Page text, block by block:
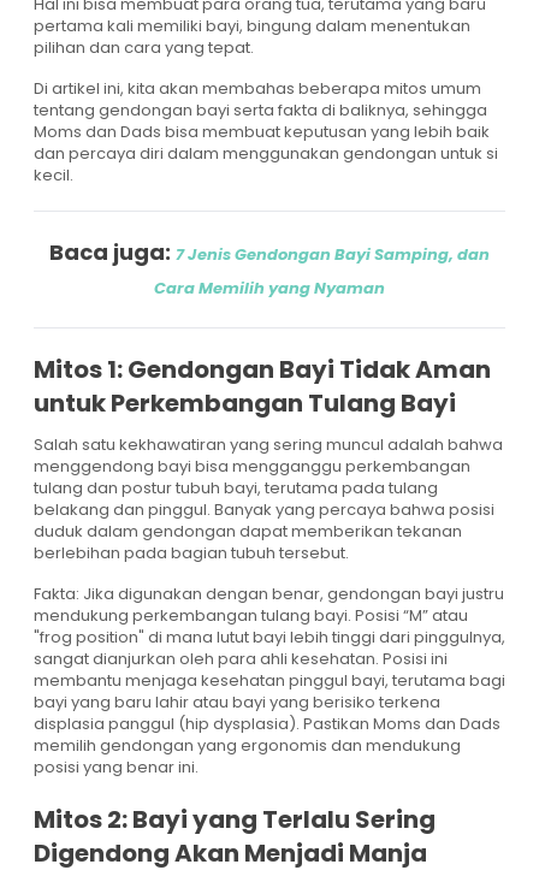
Hal ini bisa membuat para orang tua, terutama yang baru
pertama kali memiliki bayi, bingung dalam menentukan
pilihan dan cara yang tepat.
Di artikel ini, kita akan membahas beberapa mitos umum
tentang gendongan bayi serta fakta di baliknya, sehingga
Moms dan Dads bisa membuat keputusan yang lebih baik
dan percaya diri dalam menggunakan gendongan untuk si
kecil.
Baca juga: 7 Jenis Gendongan Bayi Samping, dan
Cara Memilih yang Nyaman
Mitos 1: Gendongan Bayi Tidak Aman
untuk Perkembangan Tulang Bayi
Salah satu kekhawatiran yang sering muncul adalah bahwa
menggendong bayi bisa mengganggu perkembangan
tulang dan postur tubuh bayi, terutama pada tulang
belakang dan pinggul. Banyak yang percaya bahwa posisi
duduk dalam gendongan dapat memberikan tekanan
berlebihan pada bagian tubuh tersebut.
Fakta: Jika digunakan dengan benar, gendongan bayi justru
mendukung perkembangan tulang bayi. Posisi “M” atau
"frog position" di mana lutut bayi lebih tinggi dari pinggulnya,
sangat dianjurkan oleh para ahli kesehatan. Posisi ini
membantu menjaga kesehatan pinggul bayi, terutama bagi
bayi yang baru lahir atau bayi yang berisiko terkena
displasia panggul (hip dysplasia). Pastikan Moms dan Dads
memilih gendongan yang ergonomis dan mendukung
posisi yang benar ini.
Mitos 2: Bayi yang Terlalu Sering
Digendong Akan Menjadi Manja